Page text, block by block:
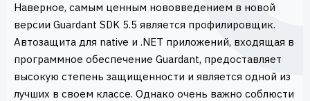
Наверное, самым ценным нововведением в новой
версии Guardant SDK 5.5 является профилировщик.
Автозащита для native и .NET приложений, входящая в
программное обеспечение Guardant, предоставляет
высокую степень защищенности и является одной из
лучших в своем классе. Однако очень важно соблюсти